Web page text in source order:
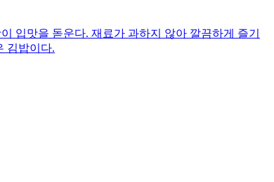
입맛을 돋운다. 재료가 과하지 않아 깔끔하게 즐기
김밥이다.